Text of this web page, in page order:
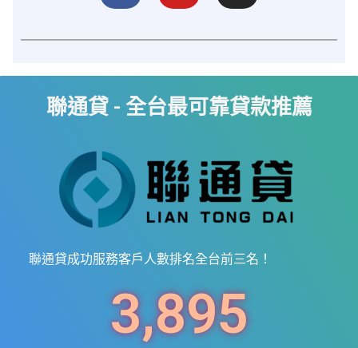
聯通貸 - 全台最可靠貸款推薦
聯通貸成功服務客戶人數排名全台前三名！
3,895